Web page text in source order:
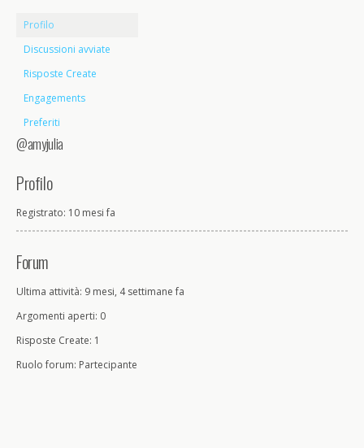
Profilo
Discussioni avviate
Risposte Create
Engagements
Preferiti
@amyjulia
Profilo
Registrato: 10 mesi fa
Forum
Ultima attività: 9 mesi, 4 settimane fa
Argomenti aperti: 0
Risposte Create: 1
Ruolo forum: Partecipante